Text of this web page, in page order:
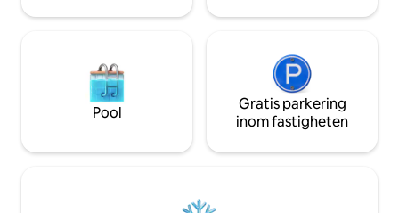
Pool
Gratis parkering
inom fastigheten